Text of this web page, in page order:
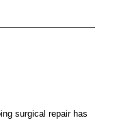
surgical repair has